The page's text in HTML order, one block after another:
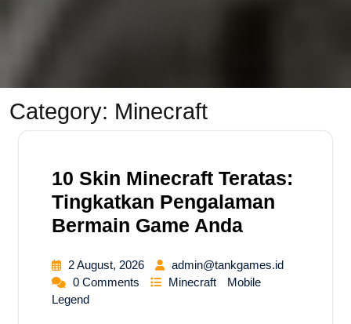
Category: Minecraft
10 Skin Minecraft Teratas:
Tingkatkan Pengalaman
Bermain Game Anda
2 August, 2026
admin@tankgames.id
0 Comments
Minecraft
Mobile
Legend